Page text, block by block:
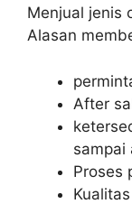
Menjual jenis
Alasan
After
sampai
Proses